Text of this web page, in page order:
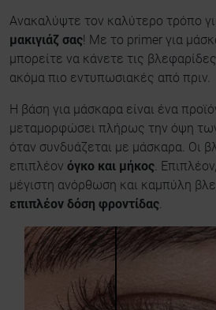
Ανακαλύψτε τον καλύτερο τρόπο
μακιγιάζ σας! Με το primer για
μπορείτε να κάνετε τις
ακόμα πιο εντυπωσιακές από πριν.
Η βάση για μάσκαρα είναι ένα
μεταμορφώσει πλήρως την όψη
όταν συνδυάζεται με μάσκαρα. Οι
επιπλέον όγκο και μήκος.
μέγιστη ανόρθωση και καμπύλη
επιπλέον δόση φροντίδας.